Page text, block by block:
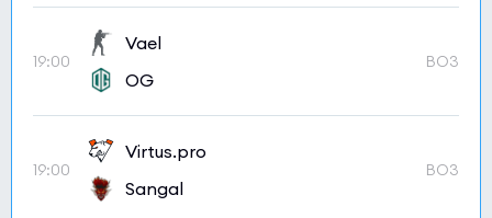
19:00
Vael
OG
BO3
19:00
Virtus.pro
Sangal
BO3